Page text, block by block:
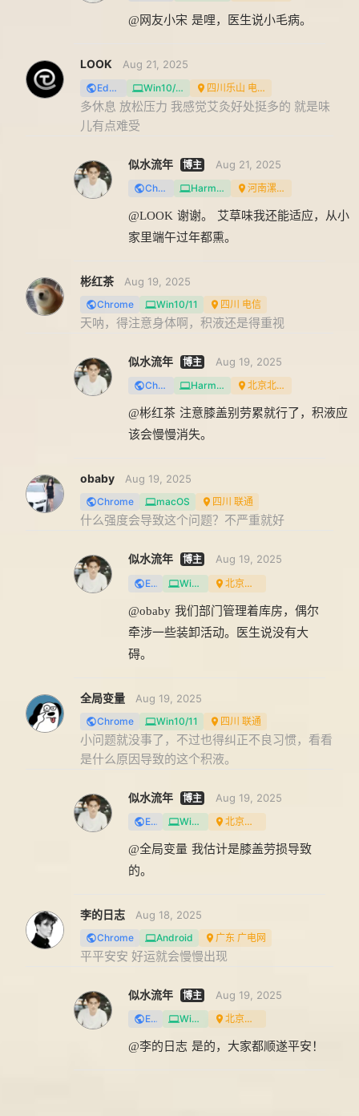
@网友小宋 是哩，医生说小毛病。
LOOK Aug 21, 2025
Edge Win10/11 四川乐山 电信
多休息 放松压力 我感觉艾灸好处挺多的 就是味
儿有点难受
似水流年 Aug 21, 2025
Chrome HarmonyOS 河南漯河 电信
@LOOK 谢谢。 艾草味我还能适应，从小
家里端午过年都熏。
彬红茶 Aug 19, 2025
Chrome Win10/11 四川 电信
天呐，得注意身体啊，积液还是得重视
似水流年 Aug 19, 2025
Chrome HarmonyOS 北京北京 联通
@彬红茶 注意膝盖别劳累就行了，积液应
该会慢慢消失。
obaby Aug 19, 2025
Chrome macOS 四川 联通
什么强度会导致这个问题？不严重就好
似水流年 Aug 19, 2025
Edge Win10/11 北京北京 联通
@obaby 我们部门管理着库房，偶尔
牵涉一些装卸活动。医生说没有大
碍。
全局变量 Aug 19, 2025
Chrome Win10/11 四川 联通
小问题就没事了，不过也得纠正不良习惯，看看
是什么原因导致的这个积液。
似水流年 Aug 19, 2025
Edge Win10/11 北京北京 联通
@全局变量 我估计是膝盖劳损导致
的。
李的日志 Aug 18, 2025
Chrome Android 广东 广电网
平平安安 好运就会慢慢出现
似水流年 Aug 19, 2025
Edge Win10/11 北京北京 联通
@李的日志 是的，大家都顺遂平安！